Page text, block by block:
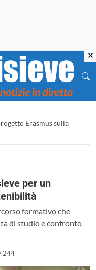
Erasmus sulla
per un
formativo che
di studio e confronto
244
×